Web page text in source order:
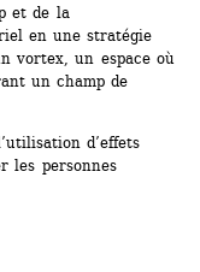
et de la
en une stratégie
vortex, un espace où
un champ de
d’effets
les personnes